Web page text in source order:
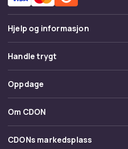
Hjelp og informasjon
Vanlige spørsmål
Spor pakke
Angre & returner her
Kontakt oss
Handle trygt
Betaling
Levering
Tilbakekallinger
Oppdage
Kategorier
Varemerker
Om CDON
Om oss
CDONs markedsplass